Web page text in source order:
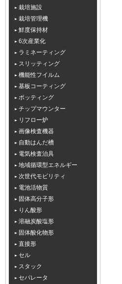
栽培施設
栽培管理機
鮮度保持材
6次産業化
ラミネーティング
スリッティング
機能性フイルム
基板コーティング
ポッティング
チップマウンター
リフロー炉
画像検査機器
自動はんだ槽
電気検査治具
地域循環型エネルギー
次世代モビリティ
電池活物質
固体高分子形
りん酸形
溶融炭酸塩形
固体酸化物形
直接形
セル
スタック
セパレータ